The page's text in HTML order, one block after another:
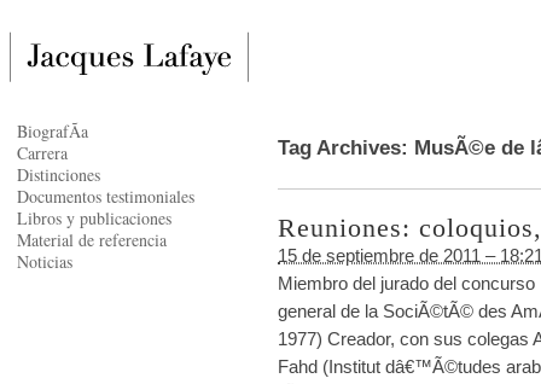
Tag Archives: MusÃ©e de
Reuniones:
15 de septiembre de 2011 –
Miembro del jurado del
general de la SociÃ©tÃ© des
1977) Creador, con sus
Fahd (Institut dâ€™Ã©tudes
BiografÃ­a
Carrera
Distinciones
Documentos testimoniales
Libros y publicaciones
Material de referencia
Noticias